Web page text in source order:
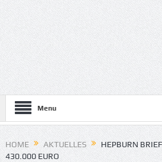
Menu
HOME AKTUELLES
HEPBURN
430.000 EURO